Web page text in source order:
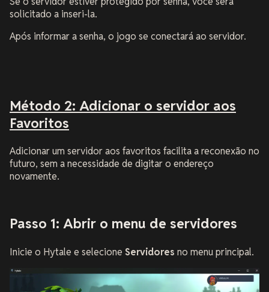
solicitado a inseri-la.
Após informar a senha, o jogo se conectará ao servidor.
Método 2: Adicionar o servidor aos
Favoritos
Adicionar um servidor aos favoritos facilita a reconexão no
futuro, sem a necessidade de digitar o endereço
novamente.
Passo 1: Abrir o menu de servidores
Inicie o Hytale e selecione Servidores no menu principal.